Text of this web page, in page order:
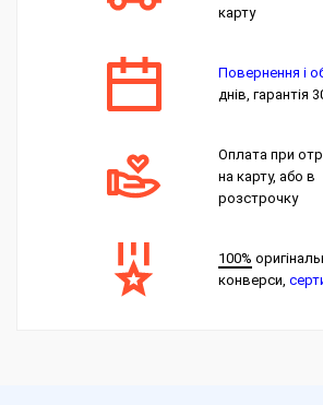
карту
Повернення і
днів, гарантія
Оплата при
на карту, або в
розстрочку
100%
конверси,